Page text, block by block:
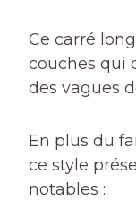
Ce carré
couches qui
des vagues
En plus du
ce style
notables :